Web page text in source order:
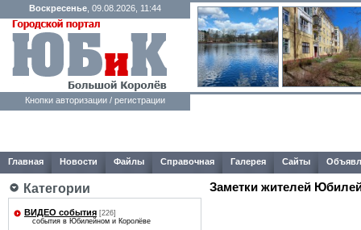
Воскресенье , 09.08.2026, 11:44
Кнопки авторизации / регистрации
Главная Новости Файлы Справочная Галерея Сайты
Категории
ВИДЕО события [226]
события в Юбилейном и Королёве
Заметки жителей